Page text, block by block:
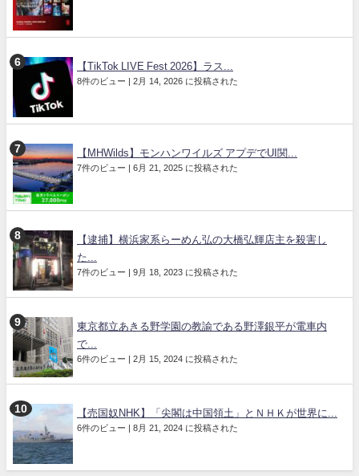
【TikTok LIVE Fest 2026】ラス...
8件のビュー | 2月 14, 2026 に投稿された
【MHWilds】モンハンワイルズ アプデでUI関...
7件のビュー | 6月 21, 2025 に投稿された
【逮捕】横浜家系らーめん弘の大橋弘輝店主を殺害し
た...
7件のビュー | 9月 18, 2023 に投稿された
東京都立あきる野学園の教諭である野澤銀平が電車内
で...
6件のビュー | 2月 15, 2024 に投稿された
【売国奴NHK】「尖閣は中国領土」とＮＨＫが世界に...
6件のビュー | 8月 21, 2024 に投稿された